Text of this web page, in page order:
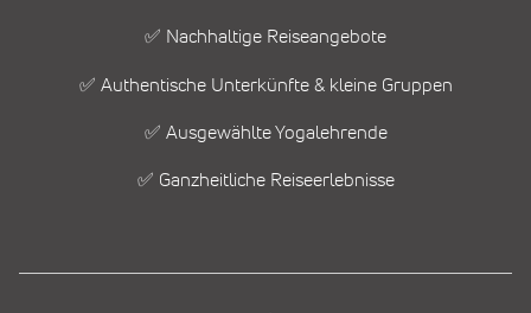
✅ Nachhaltige Reiseangebote
✅ Authentische Unterkünfte & kleine Gruppen
✅ Ausgewählte Yogalehrende
✅ Ganzheitliche Reiseerlebnisse